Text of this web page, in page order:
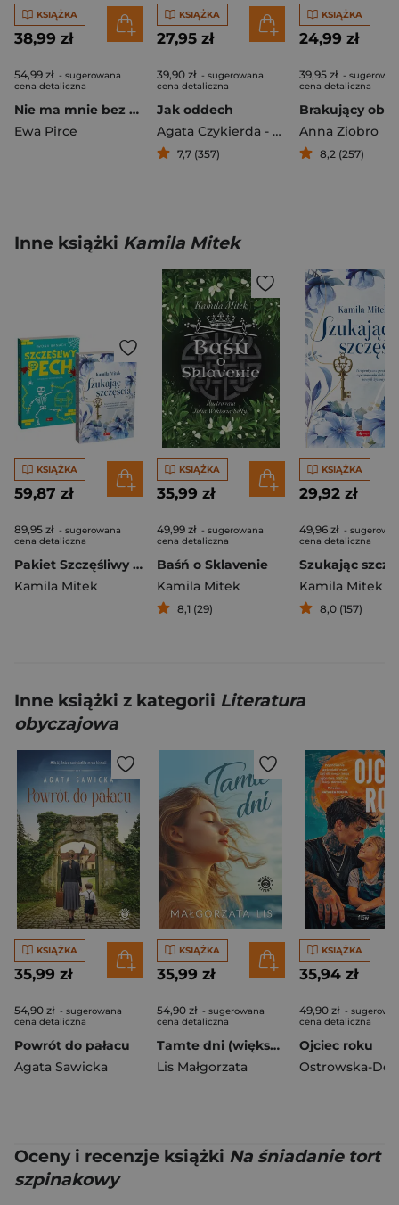
KSIĄŻKA
38,99 zł
54,99 zł - sugerowana
cena detaliczna
Nie ma mnie bez Ciebie
Ewa Pirce
KSIĄŻKA
27,95 zł
39,90 zł - sugerowana
cena detaliczna
Jak oddech
Agata Czykierda - Grabowska
7,7 (357)
KSIĄŻKA
24,99 zł
39,95 zł -
cena detaliczna
Brakujący
Anna Ziobro
8,2 (257)
Inne książki Kamila Mitek
KSIĄŻKA
59,87 zł
89,95 zł - sugerowana
cena detaliczna
Pakiet Szczęśliwy pech / Szukając szczęścia
Kamila Mitek
KSIĄŻKA
35,99 zł
49,99 zł - sugerowana
cena detaliczna
Baśń o Sklavenie
Kamila Mitek
8,1 (29)
KSIĄŻKA
29,92 zł
49,96 zł -
cena detaliczna
Szukając
Kamila Mitek
8,0 (157)
Inne książki z kategorii Literatura
obyczajowa
KSIĄŻKA
35,99 zł
54,90 zł - sugerowana
cena detaliczna
Powrót do pałacu
Agata Sawicka
KSIĄŻKA
35,99 zł
54,90 zł - sugerowana
cena detaliczna
Tamte dni (większe lietry)
Lis Małgorzata
KSIĄŻKA
35,94 zł
49,90 zł -
cena detaliczna
Ojciec roku
Oceny i recenzje książki Na śniadanie tort
szpinakowy